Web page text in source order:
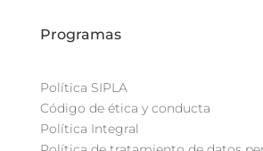
Programas
Política SIPLA
Código de ética y conducta
Política Integral